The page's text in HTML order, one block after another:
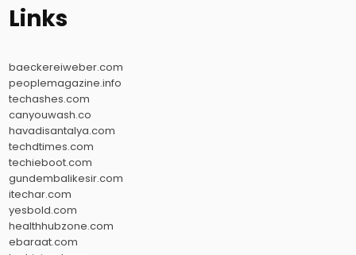
Links
baeckereiweber.com
peoplemagazine.info
techashes.com
canyouwash.co
havadisantalya.com
techdtimes.com
techieboot.com
gundembalikesir.com
itechar.com
yesbold.com
healthhubzone.com
ebaraat.com